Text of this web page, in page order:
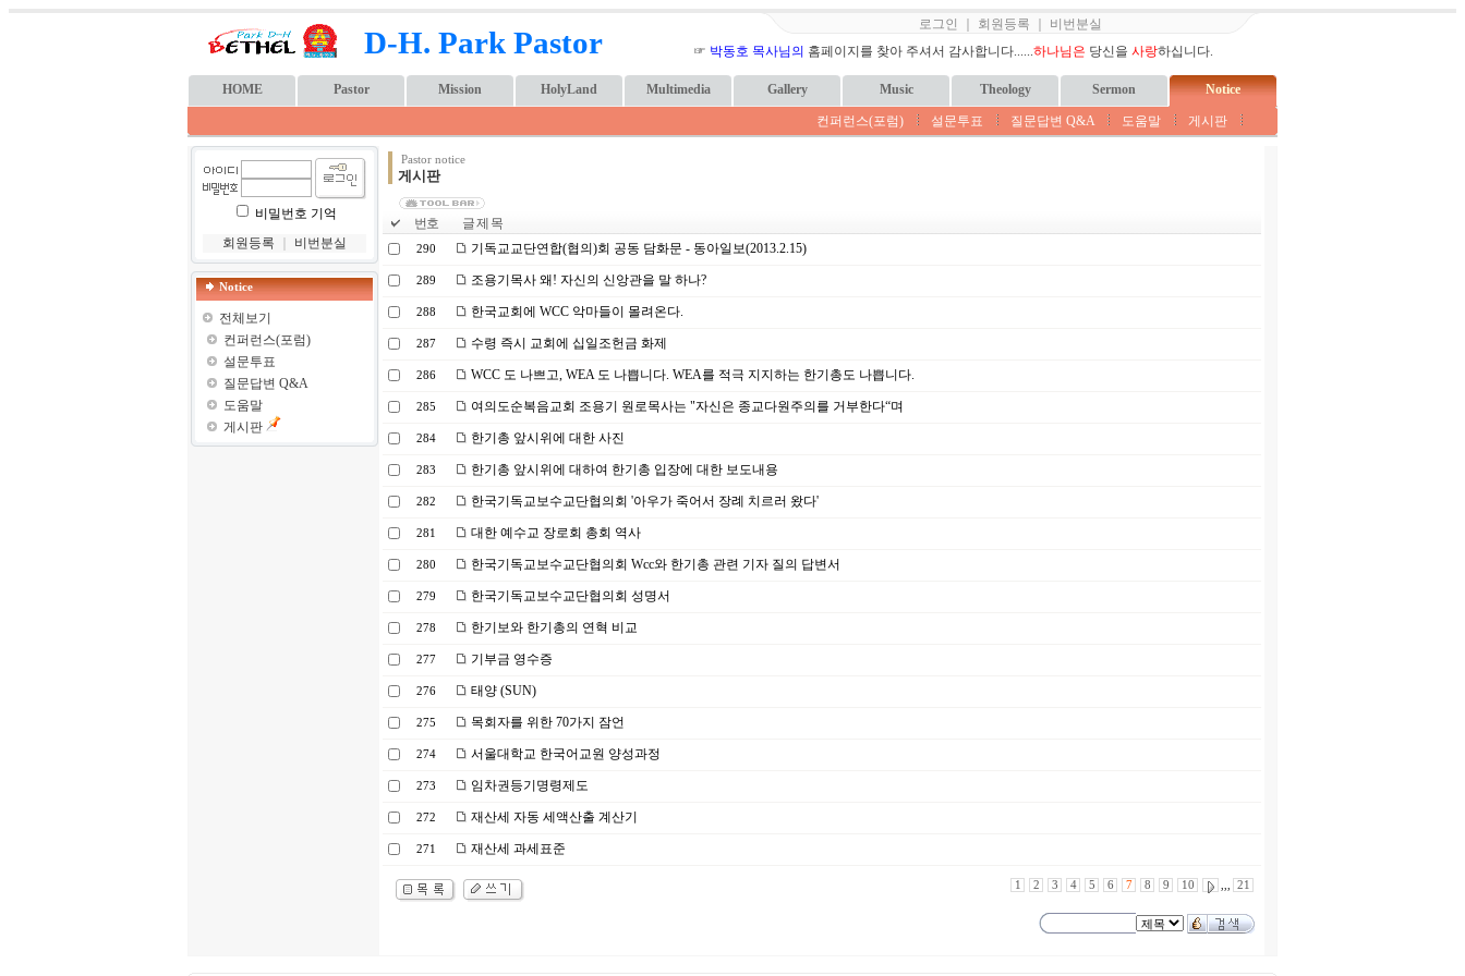
D-H. Park Pastor
로그인 회원등록
비번분실
☞ 박동호 목사님의 홈페이지를 찾아 주셔서 감사합니다......하나님은 당신을 사랑하십니다.
HOME Pastor Mission HolyLand Multimedia Gallery Music Theology Sermon Notice
컨퍼런스(포럼) 설문투표 질문답변 Q&A 도움말 게시판
비밀번호 기억
회원등록
비번분실
Notice
전체보기
컨퍼런스(포럼)
설문투표
질문답변 Q&A
도움말
게시판
Pastor notice
게시판
번호 글 제 목
290 기독교교단연합(협의)회 공동 담화문 - 동아일보(2013.2.15)
289 조용기목사 왜! 자신의 신앙관을 말 하나?
288 한국교회에 WCC 악마들이 몰려온다.
287 수령 즉시 교회에 십일조헌금 화제
286 WCC 도 나쁘고, WEA 도 나쁩니다. WEA를 적극 지지하는 한기총도 나쁩니다.
285 여의도순복음교회 조용기 원로목사는 "자신은 종교다원주의를 거부한다“며
284 한기총 앞시위에 대한 사진
283 한기총 앞시위에 대하여 한기총 입장에 대한 보도내용
282 한국기독교보수교단협의회 '아우가 죽어서 장례 치르러 왔다'
281 대한 예수교 장로회 총회 역사
280 한국기독교보수교단협의회 Wcc와 한기총 관련 기자 질의 답변서
279 한국기독교보수교단협의회 성명서
278 한기보와 한기총의 연혁 비교
277 기부금 영수증
276 태양 (SUN)
275 목회자를 위한 70가지 잠언
274 서울대학교 한국어교원 양성과정
273 임차권등기명령제도
272 재산세 자동 세액산출 계산기
271 재산세 과세표준
1 2 3 4 5 6 7 8 9 10 ,,, 21